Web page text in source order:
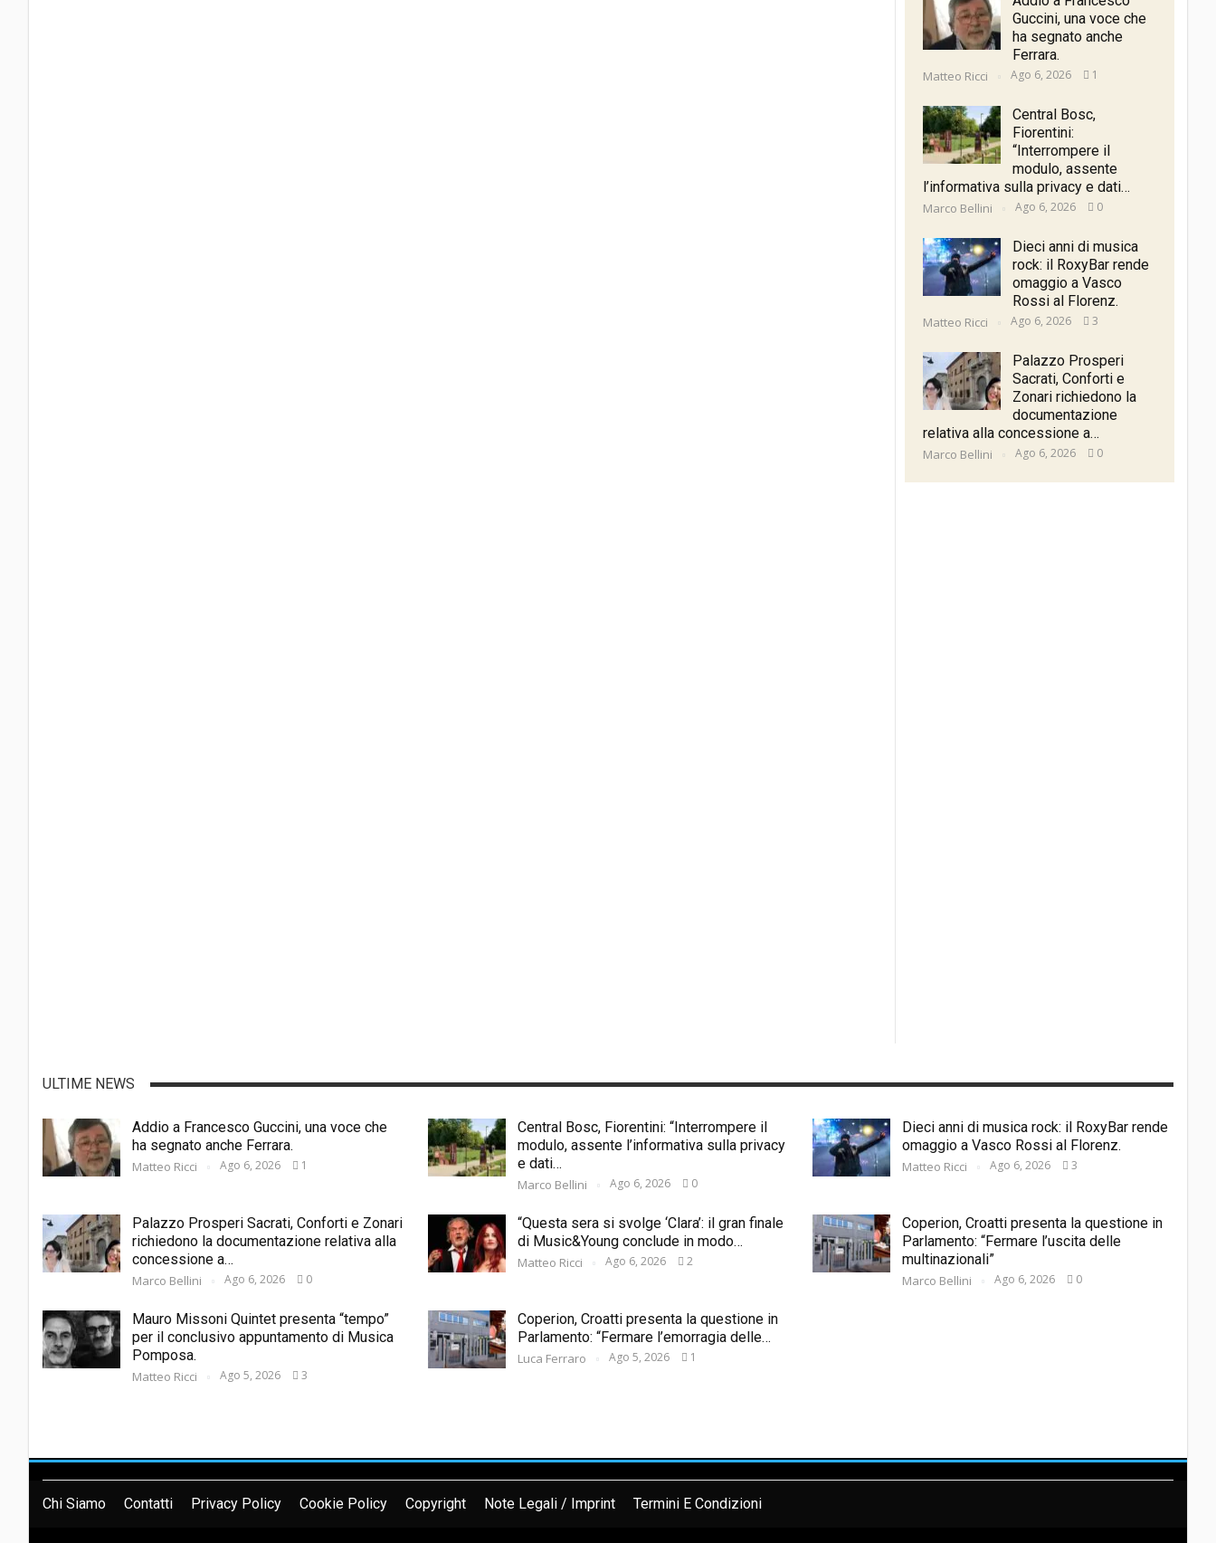
Guccini, una voce che
ha segnato anche
Ferrara.
Matteo Ricci Ago 6, 2026 1
Central Bosc,
Fiorentini:
“Interrompere il
modulo, assente
l’informativa sulla privacy e dati…
Marco Bellini Ago 6, 2026 0
Dieci anni di musica
rock: il RoxyBar rende
omaggio a Vasco
Rossi al Florenz.
Matteo Ricci Ago 6, 2026 3
Palazzo Prosperi
Sacrati, Conforti e
Zonari richiedono la
documentazione
relativa alla concessione a…
Marco Bellini Ago 6, 2026 0
ULTIME NEWS
Addio a Francesco Guccini, una voce che
ha segnato anche Ferrara.
Matteo Ricci Ago 6, 2026 1
Central Bosc, Fiorentini: “Interrompere il
modulo, assente l’informativa sulla privacy
e dati…
Marco Bellini Ago 6, 2026 0
Dieci anni di musica rock: il RoxyBar rende
omaggio a Vasco Rossi al Florenz.
Matteo Ricci Ago 6, 2026 3
Palazzo Prosperi Sacrati, Conforti e Zonari
richiedono la documentazione relativa alla
concessione a…
Marco Bellini Ago 6, 2026 0
“Questa sera si svolge ‘Clara’: il gran finale
di Music&Young conclude in modo…
Matteo Ricci Ago 6, 2026 2
Coperion, Croatti presenta la questione in
Parlamento: “Fermare l’uscita delle
multinazionali”
Marco Bellini Ago 6, 2026 0
Mauro Missoni Quintet presenta “tempo”
per il conclusivo appuntamento di Musica
Pomposa.
Matteo Ricci Ago 5, 2026 3
Coperion, Croatti presenta la questione in
Parlamento: “Fermare l’emorragia delle…
Luca Ferraro Ago 5, 2026 1
Chi Siamo Contatti Privacy Policy Cookie Policy Copyright Note Legali / Imprint Termini E Condizioni